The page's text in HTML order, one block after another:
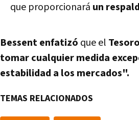
que proporcionará un
Bessent enfatizó que el
tomar cualquier medida
estabilidad a los mercados".
TEMAS RELACIONADOS